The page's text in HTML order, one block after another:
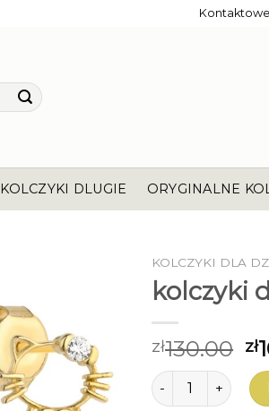
Kontaktowe
KOLCZYKI DLUGIE ORYGINALNE
KOLCZYKI DLA
kolczyki
zł130.00 zł
ilość kolczyki dla